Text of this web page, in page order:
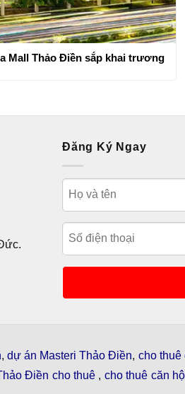
Mall Thảo Điền sắp khai trương
Đăng Ký Ngay
, dự án Masteri Thảo Điền, cho thuê
Điền cho thuê , cho thuê căn